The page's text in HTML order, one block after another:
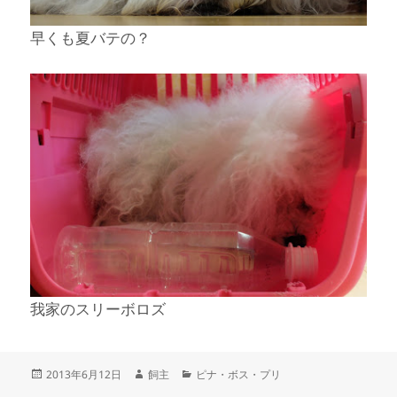
早くも夏バテの？
我家のスリーボロズ
投
2013年6月12日
作
飼主
カ
ピナ・ボス・プリ